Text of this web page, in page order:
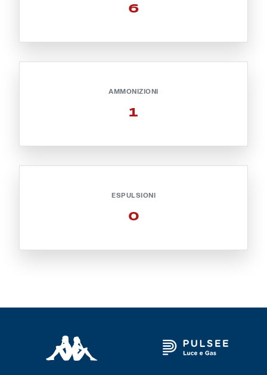
6
AMMONIZIONI
1
ESPULSIONI
0